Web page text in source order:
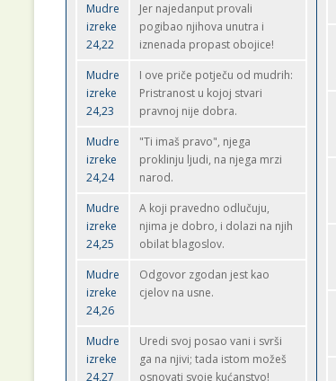
Mudre
izreke
24,22
Jer najedanput provali
pogibao njihova unutra i
iznenada propast obojice!
Mudre
izreke
24,23
I ove priče potječu od mudrih:
Pristranost u kojoj stvari
pravnoj nije dobra.
Mudre
izreke
24,24
"Ti imaš pravo", njega
proklinju ljudi, na njega mrzi
narod.
Mudre
izreke
24,25
A koji pravedno odlučuju,
njima je dobro, i dolazi na njih
obilat blagoslov.
Mudre
izreke
24,26
Odgovor zgodan jest kao
cjelov na usne.
Mudre
izreke
24,27
Uredi svoj posao vani i svrši
ga na njivi; tada istom možeš
osnovati svoje kućanstvo!